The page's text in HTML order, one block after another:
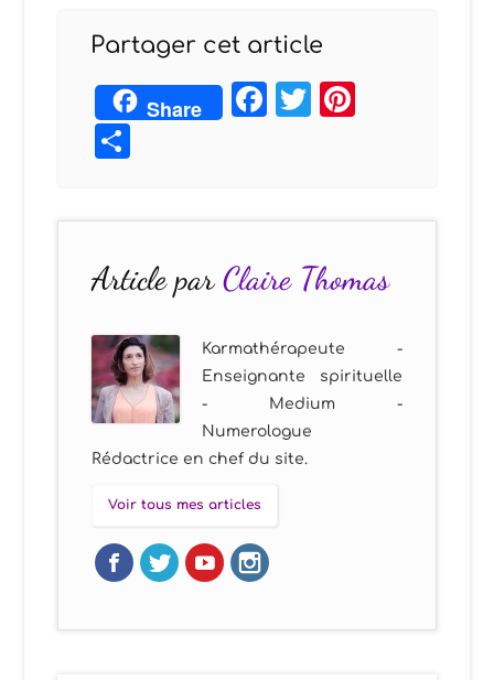
Partager cet article
Share Facebook
Twitter
Article parClaire Thomas
Karmathérapeute -
Enseignante spirituelle
- Medium -
Numerologue
Rédactrice en chef du site.
Voir tous mes articles